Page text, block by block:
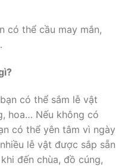
có thể cầu may mắn,
có thể sắm lễ vật
hoa… Nếu không có
có thể yên tâm vì ngày
lễ vật được sắp sẵn
đến chùa, đồ cúng,